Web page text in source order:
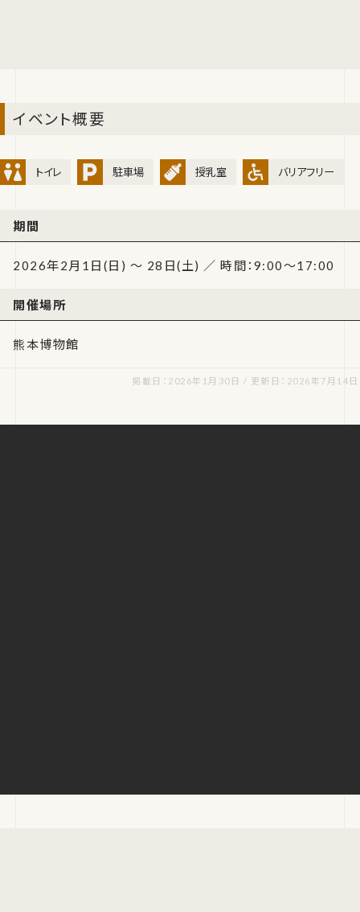
イベント概要
トイレ 駐車場 授乳室 バリアフリー
期間
2026年2月1日(日) ～ 28日(土) ／ 時間：9:00～17:00
開催場所
熊本博物館
掲載日：2026年1月30日 / 更新日：2026年7月14日